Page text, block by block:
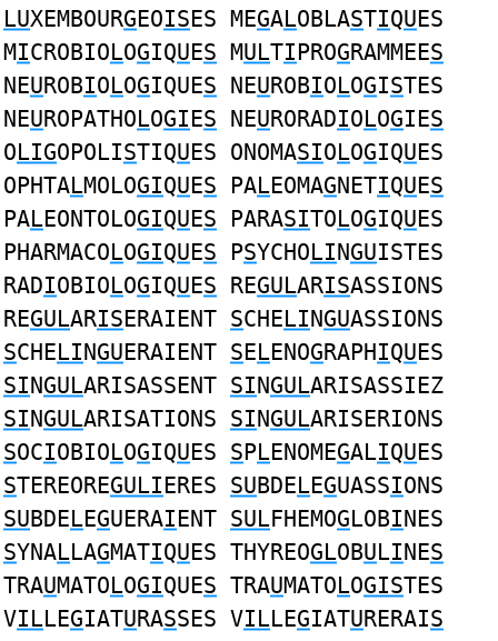
LUXEMBOURGEOISES MEGALOBLASTIQUES
MICROBIOLOGIQUES MULTIPROGRAMMEES
NEUROBIOLOGIQUES NEUROBIOLOGISTES
NEUROPATHOLOGIES NEURORADIOLOGIES
OLIGOPOLISTIQUES ONOMASIOLOGIQUES
OPHTALMOLOGIQUES PALEOMAGNETIQUES
PALEONTOLOGIQUES PARASITOLOGIQUES
PHARMACOLOGIQUES PSYCHOLINGUISTES
RADIOBIOLOGIQUES REGULARISASSIONS
REGULARISERAIENT SCHELINGUASSIONS
SCHELINGUERAIENT SELENOGRAPHIQUES
SINGULARISASSENT SINGULARISASSIEZ
SINGULARISATIONS SINGULARISERIONS
SOCIOBIOLOGIQUES SPLENOMEGALIQUES
STEREOREGULIERES SUBDELEGUASSIONS
SUBDELEGUERAIENT SULFHEMOGLOBINES
SYNALLAGMATIQUES THYREOGLOBULINES
TRAUMATOLOGIQUES TRAUMATOLOGISTES
VILLEGIATURASSES VILLEGIATURERAIS